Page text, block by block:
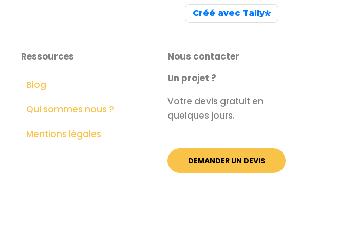
Ressources
Blog
Qui sommes nous ?
Mentions légales
Nous contacter
Un projet ?
Votre devis gratuit en
quelques jours.
DEMANDER UN DEVIS